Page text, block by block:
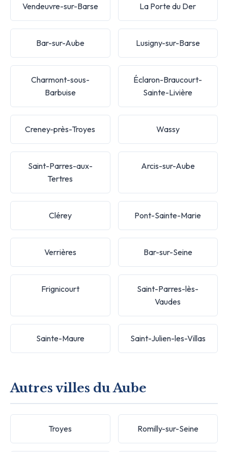
Vendeuvre-sur-Barse La Porte du Der
Bar-sur-Aube Lusigny-sur-Barse
Charmont-sous-
Barbuise
Éclaron-Braucourt-
Sainte-Livière
Creney-près-Troyes Wassy
Saint-Parres-aux-
Tertres
Arcis-sur-Aube
Clérey Pont-Sainte-Marie
Verrières Bar-sur-Seine
Frignicourt
Saint-Parres-lès-
Vaudes
Sainte-Maure Saint-Julien-les-Villas
Autres villes du Aube
Troyes Romilly-sur-Seine